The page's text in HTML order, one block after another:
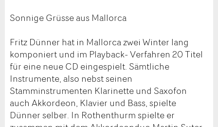
Sonnige Grüsse aus Mallorca
Fritz Dünner hat in Mallorca zwei Winter lang
komponiert und im Playback- Verfahren 20 Titel
für eine neue CD eingespielt. Sämtliche
Instrumente, also nebst seinen
Stamminstrumenten Klarinette und Saxofon
auch Akkordeon, Klavier und Bass, spielte
Dünner selber. In Rothenthurm spielte er